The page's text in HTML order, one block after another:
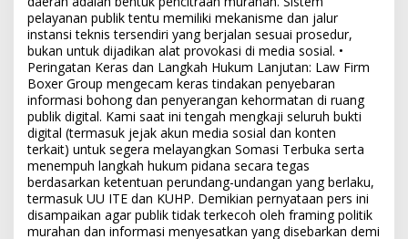
pelayanan publik tentu memiliki mekanisme dan jalur
instansi teknis tersendiri yang berjalan sesuai prosedur,
bukan untuk dijadikan alat provokasi di media sosial. •
Peringatan Keras dan Langkah Hukum Lanjutan: Law Firm
Boxer Group mengecam keras tindakan penyebaran
informasi bohong dan penyerangan kehormatan di ruang
publik digital. Kami saat ini tengah mengkaji seluruh bukti
digital (termasuk jejak akun media sosial dan konten
terkait) untuk segera melayangkan Somasi Terbuka serta
menempuh langkah hukum pidana secara tegas
berdasarkan ketentuan perundang-undangan yang berlaku,
termasuk UU ITE dan KUHP. Demikian pernyataan pers ini
disampaikan agar publik tidak terkecoh oleh framing politik
murahan dan informasi menyesatkan yang disebarkan demi